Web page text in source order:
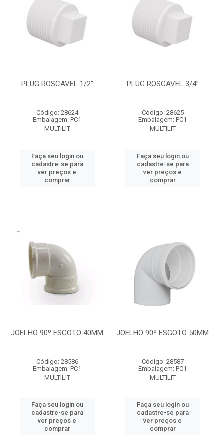
PLUG ROSCAVEL 1/2”
Código: 28624
Embalagem: PC1
MULTILIT
Faça seu login ou
cadastre-se para
ver preços e
comprar
PLUG ROSCAVEL 3/4”
Código: 28625
Embalagem: PC1
MULTILIT
Faça seu login ou
cadastre-se para
ver preços e
comprar
JOELHO 90º ESGOTO 40MM
Código: 28586
Embalagem: PC1
MULTILIT
Faça seu login ou
cadastre-se para
ver preços e
comprar
JOELHO 90º ESGOTO 50MM
Código: 28587
Embalagem: PC1
MULTILIT
Faça seu login ou
cadastre-se para
ver preços e
comprar